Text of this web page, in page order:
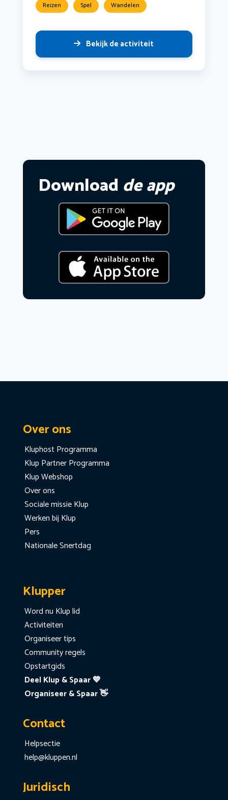
Reizen Spel Wandelen
Bekijk de activiteit
Download de app
Over ons
Kluphost Programma
Klup Partner Programma
Klup Webshop
Over ons
Sociale missie Klup
Werken bij Klup
Pers
Nationale Snertdag
Klupper
Word nu Klup lid
Activiteiten
Organiseer tips
Community regels
Opstartgids
Deel Klup & Spaar 💙
Organiseer & Spaar 👋
Contact
Helpsectie
help@kluppen.nl
Juridisch